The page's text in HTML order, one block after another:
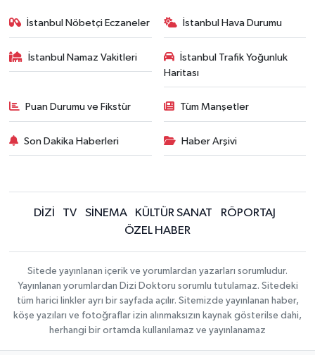
İstanbul Nöbetçi Eczaneler İstanbul Hava Durumu
İstanbul Namaz Vakitleri
İstanbul Trafik Yoğunluk
Haritası
Puan Durumu ve Fikstür Tüm Manşetler
Son Dakika Haberleri Haber Arşivi
DİZİ TV SİNEMA KÜLTÜR SANAT
RÖPORTAJ
ÖZEL HABER
Sitede yayınlanan içerik ve yorumlardan yazarları sorumludur.
Yayınlanan yorumlardan Dizi Doktoru sorumlu tutulamaz. Sitedeki
tüm harici linkler ayrı bir sayfada açılır. Sitemizde yayınlanan haber,
köşe yazıları ve fotoğraflar izin alınmaksızın kaynak gösterilse dahi,
herhangi bir ortamda kullanılamaz ve yayınlanamaz